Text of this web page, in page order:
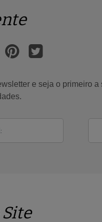
e seja o primeiro